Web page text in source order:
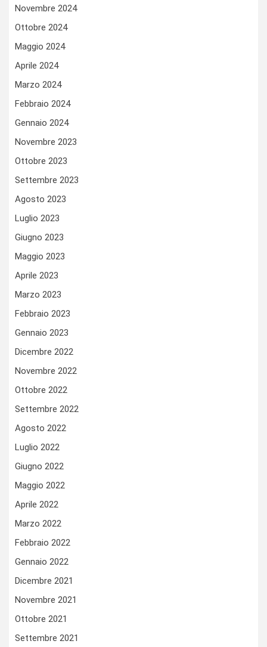
Novembre 2024
Ottobre 2024
Maggio 2024
Aprile 2024
Marzo 2024
Febbraio 2024
Gennaio 2024
Novembre 2023
Ottobre 2023
Settembre 2023
Agosto 2023
Luglio 2023
Giugno 2023
Maggio 2023
Aprile 2023
Marzo 2023
Febbraio 2023
Gennaio 2023
Dicembre 2022
Novembre 2022
Ottobre 2022
Settembre 2022
Agosto 2022
Luglio 2022
Giugno 2022
Maggio 2022
Aprile 2022
Marzo 2022
Febbraio 2022
Gennaio 2022
Dicembre 2021
Novembre 2021
Ottobre 2021
Settembre 2021